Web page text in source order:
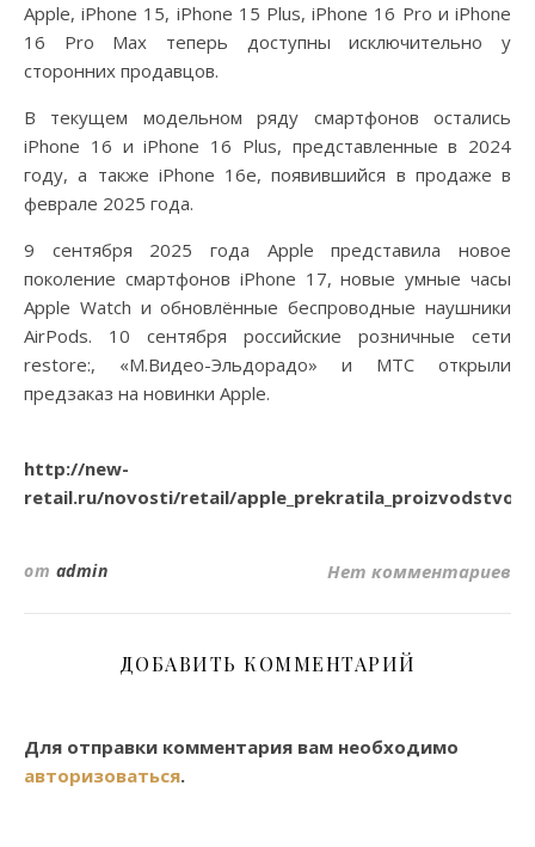
Apple, iPhone 15, iPhone 15 Plus, iPhone 16 Pro и iPhone
16 Pro Max теперь доступны исключительно у
сторонних продавцов.
В текущем модельном ряду смартфонов остались
iPhone 16 и iPhone 16 Plus, представленные в 2024
году, а также iPhone 16e, появившийся в продаже в
феврале 2025 года.
9 сентября 2025 года Apple представила новое
поколение смартфонов iPhone 17, новые умные часы
Apple Watch и обновлённые беспроводные наушники
AirPods. 10 сентября российские розничные сети
restore:, «М.Видео-Эльдорадо» и МТС открыли
предзаказ на новинки Apple.
http://new-
retail.ru/novosti/retail/
от admin Нет комментариев
ДОБАВИТЬ КОММЕНТАРИЙ
Для отправки комментария вам необходимо
авторизоваться.